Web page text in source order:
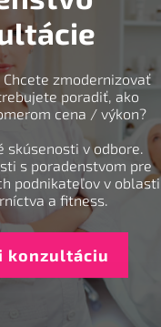
zmodernizovať
poradiť, ako
cena / výkon?
skúsenosti v odbore.
s poradenstvom pre
podnikateľov v oblasti
a fitness.
konzultáciu